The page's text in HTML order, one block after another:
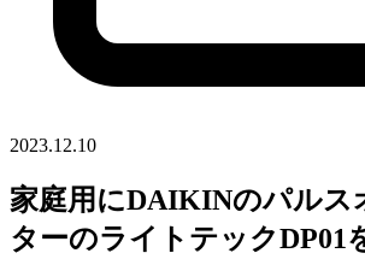
2023.12.10
家庭用にDAIKINのパルス
ターのライトテックDP01